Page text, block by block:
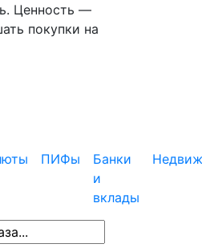
Ценность —
покупки на
ПИФы
Банки
и
вклады